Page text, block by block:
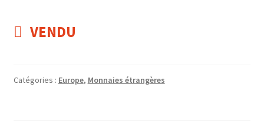
VENDU
Catégories : Europe, Monnaies étrangères